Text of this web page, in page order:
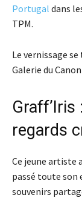
Portugal dans
TPM.
Le vernissage
Galerie du
regards
Ce jeune artiste
passé toute son
souvenirs